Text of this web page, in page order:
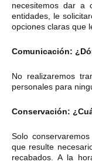
necesitemos dar a
entidades, le
opciones claras que
Comunicación:
No realizaremos
personales para
Conservación:
Solo
que resulte
recabados. A la